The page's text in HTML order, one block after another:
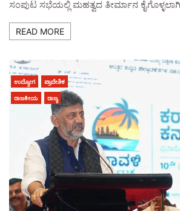
ಸಂಪುಟ ಸಭೆಯಲ್ಲಿ ಮಹತ್ವದ ತೀರ್ಮಾನ
READ MORE
ಉದ್ಯೋಗ ಪ್ರಾದೇಶಿಕ
ರಾಜಕೀಯ ರಾಜ್ಯ